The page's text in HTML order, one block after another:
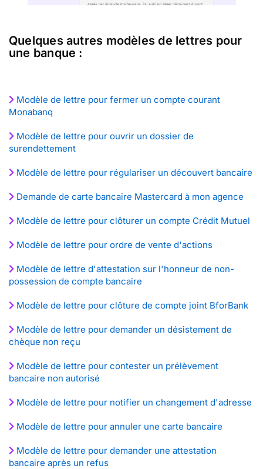
Quelques autres modèles de lettres pour
une banque :
Modèle de lettre pour fermer un compte courant
Monabanq
Modèle de lettre pour ouvrir un dossier de
surendettement
Modèle de lettre pour régulariser un découvert bancaire
Demande de carte bancaire Mastercard à mon agence
Modèle de lettre pour clôturer un compte Crédit Mutuel
Modèle de lettre pour ordre de vente d'actions
Modèle de lettre d'attestation sur l'honneur de non-
possession de compte bancaire
Modèle de lettre pour clôture de compte joint BforBank
Modèle de lettre pour demander un désistement de
chèque non reçu
Modèle de lettre pour contester un prélèvement
bancaire non autorisé
Modèle de lettre pour notifier un changement d'adresse
Modèle de lettre pour annuler une carte bancaire
Modèle de lettre pour demander une attestation
bancaire après un refus